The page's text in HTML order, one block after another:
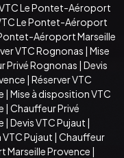
Le Pontet-Aéroport
Le Pontet-Aéroport
Aéroport Marseille
VTC Rognonas | Mise
Privé Rognonas | Devis
| Réserver VTC
| Mise à disposition VTC
| Chauffeur Privé
| Devis VTC Pujaut |
Pujaut | Chauffeur
Marseille Provence |